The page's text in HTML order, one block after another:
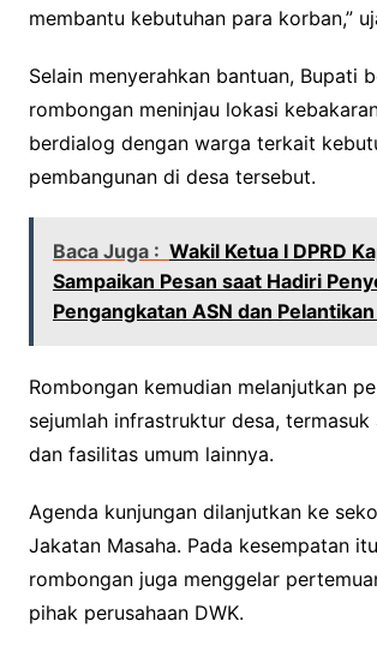
membantu kebutuhan para korban,”
Selain menyerahkan bantuan, Bupati
rombongan meninjau lokasi
berdialog dengan warga terkait
pembangunan di desa tersebut.
Baca Juga : Wakil Ketua I DPRD
Sampaikan Pesan saat Hadiri
Pengangkatan ASN dan Pelantikan
Rombongan kemudian melanjutkan
sejumlah infrastruktur desa, termasuk
dan fasilitas umum lainnya.
Agenda kunjungan dilanjutkan ke
Jakatan Masaha. Pada kesempatan
rombongan juga menggelar
pihak perusahaan DWK.